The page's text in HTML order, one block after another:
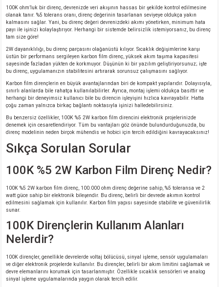
100K ohm’luk bir direnç, devrenizde veri akışının hassas bir şekilde kontrol edilmesine
olanak tanır. %5 tolerans oranı, direnç değerinin tasarlanan seviyeye oldukça yakın
kalmasını sağlar. Yani, bu direnç değeri devrenizdeki akımı yönetirken, minimum hata
payı ile işinizi kolaylaştırıyor. Herhangi bir sistemde belirsizlik istemiyorsanız, bu direnç
tam size göre!
2W dayanıklılığı, bu direnç parçasını olağanüstü kılıyor. Sıcaklık değişimlerine karşı
üstün bir performans sergileyen karbon film direnç, yüksek akım taşıma kapasitesi
sayesinde fazladan yükten de korkmuyor. Düşünün ki bir yazılım geliştiriyorsunuz; işte
bu direnç, uygulamanızın stabilitesini artırarak sorunsuz çalışmasını sağlıyor.
Karbon film dirençlerin en büyük avantajlarından biri de kompakt yapılarıdır. Dolayısıyla,
sınırlı alanlarda bile rahatça kullanılabilirler. Ayrıca, montaj işlemi oldukça basittir ve
herhangi bir deneyimsiz kullanıcı bile bu direncin işleyişini hızlıca kavrayabilir. Hatta
çoğu zaman yalnızca birkaç bağlantı noktasıyla işinizi halledebilirsiniz.
Bu benzersiz özellikler, 100K %5 2W karbon film direncini elektronik projelerinizde
denemek için cesaretlendiriyor. Tüm bu vantajları göz önünde bulundurduğunuzda, bu
direnç modelinin neden birçok mühendis ve hobici için tercih edildiğini kavrayacaksınız!
Sıkça Sorulan Sorular
100K %5 2W Karbon Film Direnç Nedir?
100K %5 2W karbon film direnç, 100.000 ohm direnç değerine sahip, %5 toleransa ve 2
watt güce sahip bir elektronik bileşendir. Bu direnç, belirli bir devrede akımın kontrol
edilmesini sağlamak için kullanılır. Karbon film yapısı sayesinde stabilite ve güvenilirlik
sunar.
100K Dirençlerin Kullanım Alanları
Nelerdir?
100K dirençler, genellikle devrelerde voltaj bölücüsü, sinyal işleme, sensör uygulamaları
ve diğer elektronik projelerde kullanılır. Bu dirençler, belirli bir akım limitini sağlamak ve
devre elemanlarını korumak için tasarlanmıştır. Özellikle sıcaklık sensörleri ve analog
sinyal işleme uygulamalarında yaygın olarak tercih edilir.